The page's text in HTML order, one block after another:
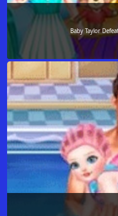
Baby Taylor